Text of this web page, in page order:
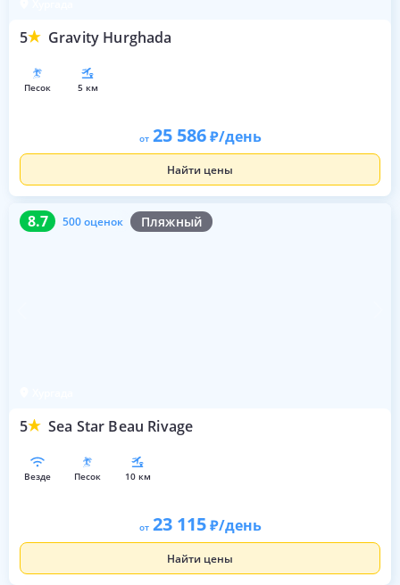
5 Gravity Hurghada
песок 5 км
от 25 586 /день
Найти цены
8.7 500 оценок Пляжный
5 Sea Star Beau Rivage
8.7 500 оценок
везде песок 10 км
от 23 115 /день
Найти цены